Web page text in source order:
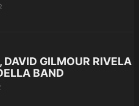
DAVID GILMOUR RIVELA
BAND